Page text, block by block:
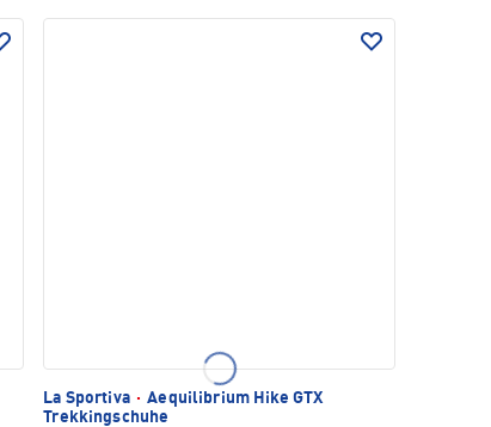
La Sportiva · Aequilibrium Hike GTX
Trekkingschuhe